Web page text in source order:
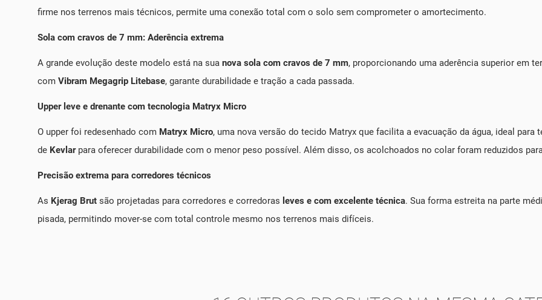
firme nos terrenos mais técnicos, permite uma conexão total com o solo sem comprometer o amortecimento.
Sola com cravos de 7 mm: Aderência extrema
A grande evolução deste modelo está na sua nova sola com cravos de 7 mm, proporcionando uma aderência superior em
com Vibram Megagrip Litebase, garante durabilidade e tração a cada passada.
Upper leve e drenante com tecnologia Matryx Micro
O upper foi redesenhado com Matryx Micro, uma nova versão do tecido Matryx que facilita a evacuação da água, ideal
de Kevlarpara oferecer durabilidade com o menor peso possível. Além disso, os acolchoados no colar foram reduzidos
Precisão extrema para corredores técnicos
As Kjerag Brut são projetadas para corredores e corredoras leves e com excelente técnica. Sua forma estreita na parte
pisada, permitindo mover-se com total controle mesmo nos terrenos mais difíceis.